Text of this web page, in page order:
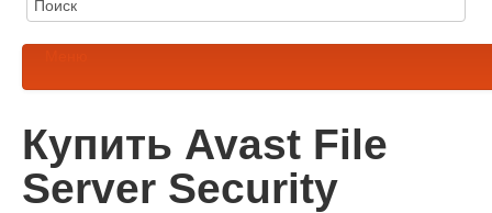
Купить Avast File
Server Security